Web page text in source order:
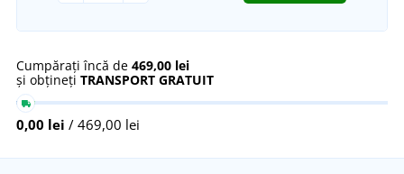
Cumpărați încă de 469,00 lei
și obțineți TRANSPORT GRATUIT
0,00 lei / 469,00 lei